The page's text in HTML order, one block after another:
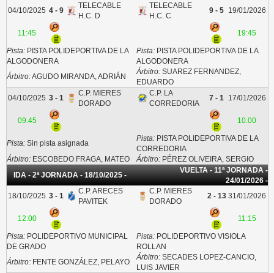
04/10/2025 4 - 9
TELECABLE
H.C. D
TELECABLE
H.C. C
9 - 5 19/01/2026
11:45 19:45
Pista:PISTA POLIDEPORTIVA DE LA
ALGODONERA
Pista:PISTA POLIDEPORTIVA DE LA
ALGODONERA
Árbitro:AGUDO MIRANDA, ADRIÁN
Árbitro:SUAREZ FERNANDEZ,
EDUARDO
04/10/2025 3 - 1
C.P. MIERES
DORADO
C.P. LA
CORREDORIA
7 - 1 17/01/2026
09.45 10.00
Pista:Sin pista asignada
Pista:PISTA POLIDEPORTIVA DE LA
CORREDORIA
Árbitro:ESCOBEDO FRAGA, MATEO Árbitro:PÉREZ OLIVEIRA, SERGIO
IDA - 2ª JORNADA - 18/10/2025 -
VUELTA - 11ª JORNADA -
24/01/2026 -
18/10/2025 3 - 1
C.P. ARECES
PAVITEK
C.P. MIERES
DORADO
2 - 13 31/01/2026
12:00 11:15
Pista:POLIDEPORTIVO MUNICIPAL
DE GRADO
Pista:POLIDEPORTIVO VISIOLA
ROLLAN
Árbitro:FENTE GONZÁLEZ, PELAYO
Árbitro:SECADES LOPEZ-CANCIO,
LUIS JAVIER